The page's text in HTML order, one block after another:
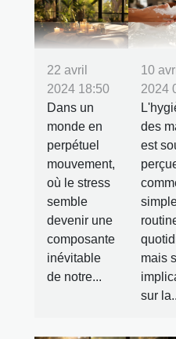
22 avril
2024 18:50
Dans un
monde en
perpétuel
mouvement,
où le stress
semble
devenir une
composante
inévitable
de notre...
10
2024
des
est
mais
sur